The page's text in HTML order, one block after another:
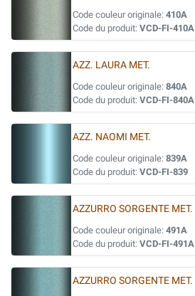
Code couleur originale: 410A
Code du produit: VCD-FI-410A
AZZ. LAURA MET.
Code couleur originale: 840A
Code du produit: VCD-FI-840A
AZZ. NAOMI MET.
Code couleur originale: 839A
Code du produit: VCD-FI-839
AZZURRO SORGENTE MET.
Code couleur originale: 491A
Code du produit: VCD-FI-491A
AZZURRO SORGENTE MET.